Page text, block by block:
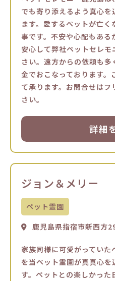
でも寄り添えるよう真心
ます。愛するペットが亡
事です。不安や心配もあ
安心して弊社ペットセレ
さい。遠方からの依頼も
金でおこなっております
て承ります。お問合せは
さい。
詳細
ジョン＆メリー
ペット霊園
鹿児島県指宿市新西方
家族同様に可愛がってい
を当ペット霊園が真真心
す。ペットとの楽しかった